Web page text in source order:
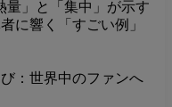
量」と「集中」が示す
に響く「すごい例」
：世界中のファンへ